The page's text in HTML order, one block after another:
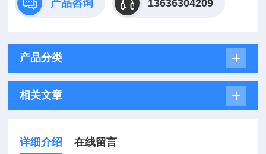
产品咨询 13636304209
产品分类
相关文章
详细介绍 在线留言